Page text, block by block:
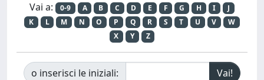
Vai a: 0-9 A B C D E F G H I
J
K
L M N O P Q R S T U V
W
X
Y Z
o inserisci le iniziali: